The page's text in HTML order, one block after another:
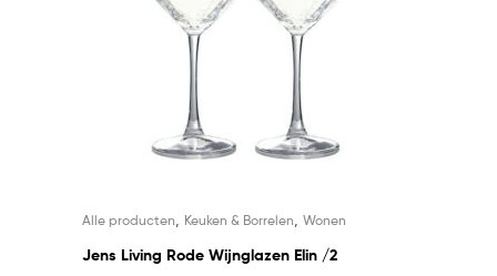
Alle producten Keuken & Borrelen Wonen
Jens Living Rode Wijnglazen Elin /2